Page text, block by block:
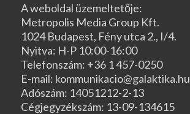
A weboldal üzemeltetője:
Metropolis Media Group Kft.
1024 Budapest, Fény utca 2., I/4.
Nyitva: H-P 10:00-16:00
Telefonszám: +36 1 457-0250
E-mail: kommunikacio@galaktika.hu
Adószám: 14051212-2-13
Cégjegyzékszám: 13-09-134615